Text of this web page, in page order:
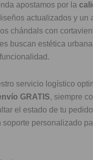
apostamos por la
actualizados y un
chándals con
buscan estética
servicio logístico
GRATIS, siempre
el estado de tu
soporte personalizado